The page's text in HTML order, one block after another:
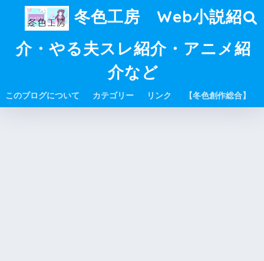
冬色工房 Web小説紹
介・やる夫スレ紹介・アニメ紹
介など
このブログについて カテゴリー リンク 【冬色創作総合】